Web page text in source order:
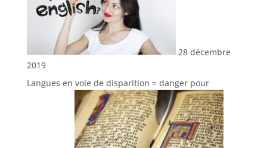
28 décembre
2019
Langues en voie de disparition = danger pour